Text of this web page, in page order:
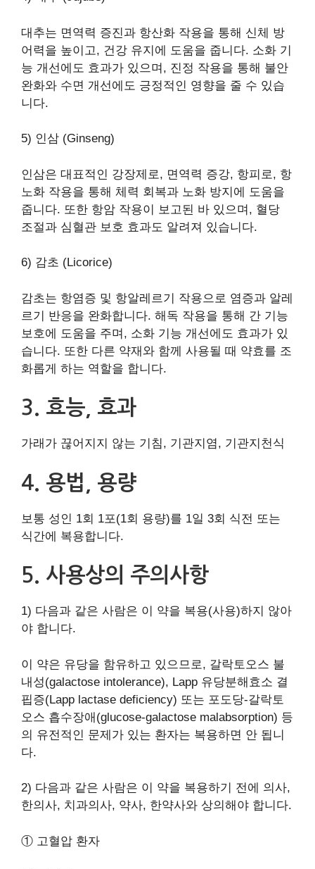
대추는 면역력 증진과 항산화 작용을 통해 신체 방
어력을 높이고, 건강 유지에 도움을 줍니다. 소화 기
능 개선에도 효과가 있으며, 진정 작용을 통해 불안
완화와 수면 개선에도 긍정적인 영향을 줄 수 있습
니다.
5) 인삼 (Ginseng)
인삼은 대표적인 강장제로, 면역력 증강, 항피로, 항
노화 작용을 통해 체력 회복과 노화 방지에 도움을
줍니다. 또한 항암 작용이 보고된 바 있으며, 혈당
조절과 심혈관 보호 효과도 알려져 있습니다.
6) 감초 (Licorice)
감초는 항염증 및 항알레르기 작용으로 염증과 알레
르기 반응을 완화합니다. 해독 작용을 통해 간 기능
보호에 도움을 주며, 소화 기능 개선에도 효과가 있
습니다. 또한 다른 약재와 함께 사용될 때 약효를 조
화롭게 하는 역할을 합니다.
3. 효능, 효과
가래가 끊어지지 않는 기침, 기관지염, 기관지천식
4. 용법, 용량
보통 성인 1회 1포(1회 용량)를 1일 3회 식전 또는
식간에 복용합니다.
5. 사용상의 주의사항
1) 다음과 같은 사람은 이 약을 복용(사용)하지 않아
야 합니다.
이 약은 유당을 함유하고 있으므로, 갈락토오스 불
내성(galactose intolerance), Lapp 유당분해효소 결
핍증(Lapp lactase deficiency) 또는 포도당-갈락토
오스 흡수장애(glucose-galactose malabsorption) 등
의 유전적인 문제가 있는 환자는 복용하면 안 됩니
다.
2) 다음과 같은 사람은 이 약을 복용하기 전에 의사,
한의사, 치과의사, 약사, 한약사와 상의해야 합니다.
① 고혈압 환자